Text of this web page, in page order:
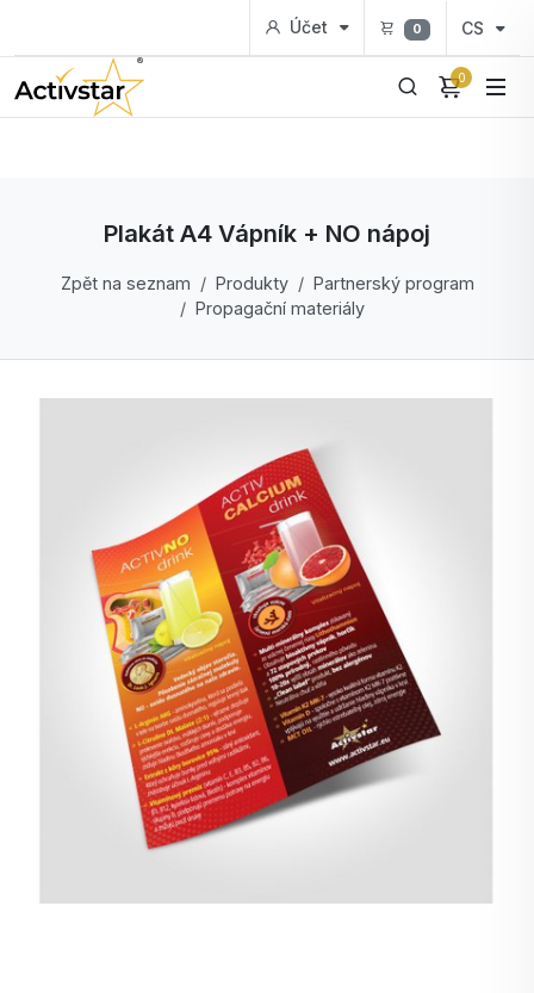
Účet 0 CS
0
Plakát A4 Vápník + NO nápoj
Zpět na seznam Produkty
Partnerský program
Propagační materiály